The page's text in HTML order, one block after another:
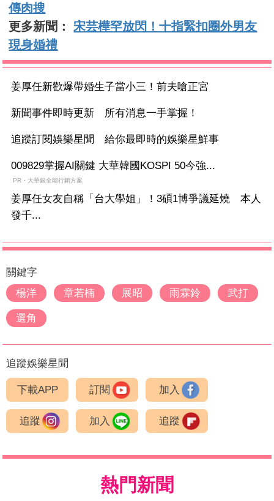
傳肉搜
更多新聞： 宋芸樺罕放閃！十指緊扣圈外男友
現身婚禮
姜厚任新歡爆帶婚生子當小三！前夫嗆正宮
新聞事件即時更新 所有消息一手掌握！
追蹤訂閱娛樂星聞 給你最即時的娛樂星鮮事
009829掌握AI關鍵 大華韓國KOSPI 50今強...
PR・大華銀全能行銷方案
姜厚任女友自稱「台大學姐」！3碩1博爭議延燒 本人
發千...
關鍵字
楊洋
章若楠 展昭 雨霖鈴 武打
選角
追蹤娛樂星聞
下載APP 訂閱 加入
追蹤 加入 追蹤
熱門新聞